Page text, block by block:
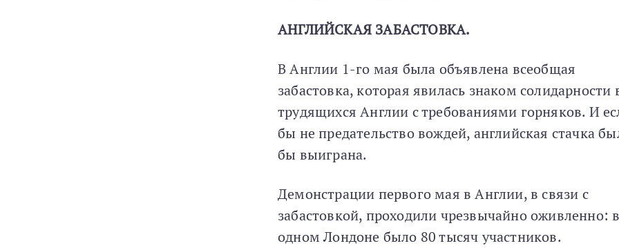
АНГЛИЙСКАЯ ЗАБАСТОВКА.
В Англии 1-го мая была объявлена всеобщая
забастовка, которая явилась знаком солидарности
трудящихся Англии с требованиями горняков. И
бы не предательство вождей, английская стачка
бы выиграна.
Демонстрации первого мая в Англии, в связи с
забастовкой, проходили чрезвычайно оживленно: в
одном Лондоне было 80 тысяч участников.